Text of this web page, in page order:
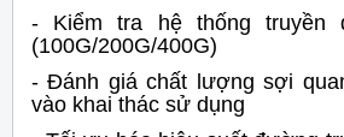
- Kiểm tra hệ thống truyền
(100G/200G/400G)
- Đánh giá chất lượng sợi
vào khai thác sử dụng